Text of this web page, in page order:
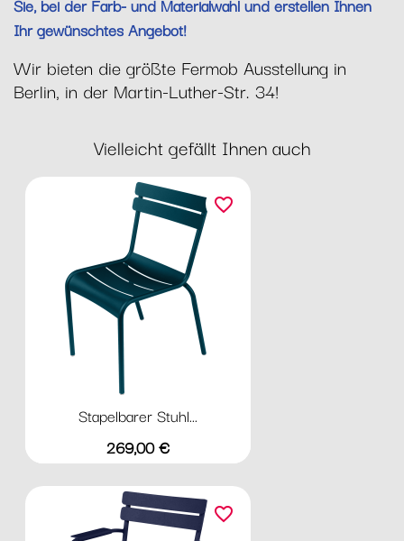
Ihr gewünschtes Angebot!
Wir bieten die größte Fermob Ausstellung in
Berlin, in der Martin-Luther-Str. 34!
Vielleicht gefällt Ihnen auch
Stapelbarer Stuhl...
Preis
269,00 €
favorite_border
favorite_border